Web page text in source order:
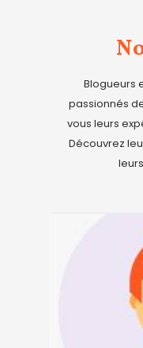
Blogueurs
passionnés
vous leurs
Découvrez